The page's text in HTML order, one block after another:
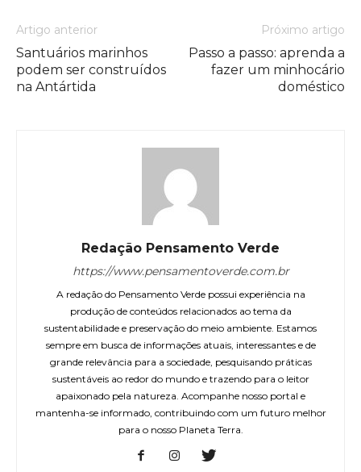
Artigo anterior
Santuários marinhos
podem ser construídos
na Antártida
Próximo artigo
Passo a passo: aprenda a
fazer um minhocário
doméstico
Redação Pensamento Verde
https://www.pensamentoverde.com.br
A redação do Pensamento Verde possui experiência na
produção de conteúdos relacionados ao tema da
sustentabilidade e preservação do meio ambiente. Estamos
sempre em busca de informações atuais, interessantes e de
grande relevância para a sociedade, pesquisando práticas
sustentáveis ao redor do mundo e trazendo para o leitor
apaixonado pela natureza. Acompanhe nosso portal e
mantenha-se informado, contribuindo com um futuro melhor
para o nosso Planeta Terra.